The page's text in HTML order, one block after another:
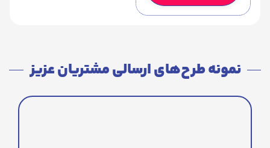
نمونه طرح‌های ارسالی مشتریان عزیز